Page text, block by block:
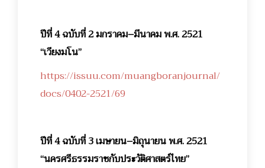
ปีที่ 4 ฉบับที่ 2 มกราคม–มีนาคม พ.ศ. 2521
“เวียงมโน”
https://issuu.com/muangboranjournal/
docs/0402-2521/69
ปีที่ 4 ฉบับที่ 3 เมษายน–มิถุนายน พ.ศ. 2521
“นครศรีธรรมราชกับประวัติศาสตร์ไทย”